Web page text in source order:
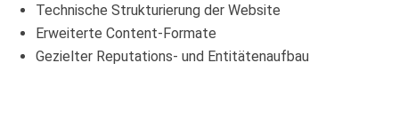
Technische Strukturierung der Website
Erweiterte Content-Formate
Gezielter Reputations- und Entitätenaufbau